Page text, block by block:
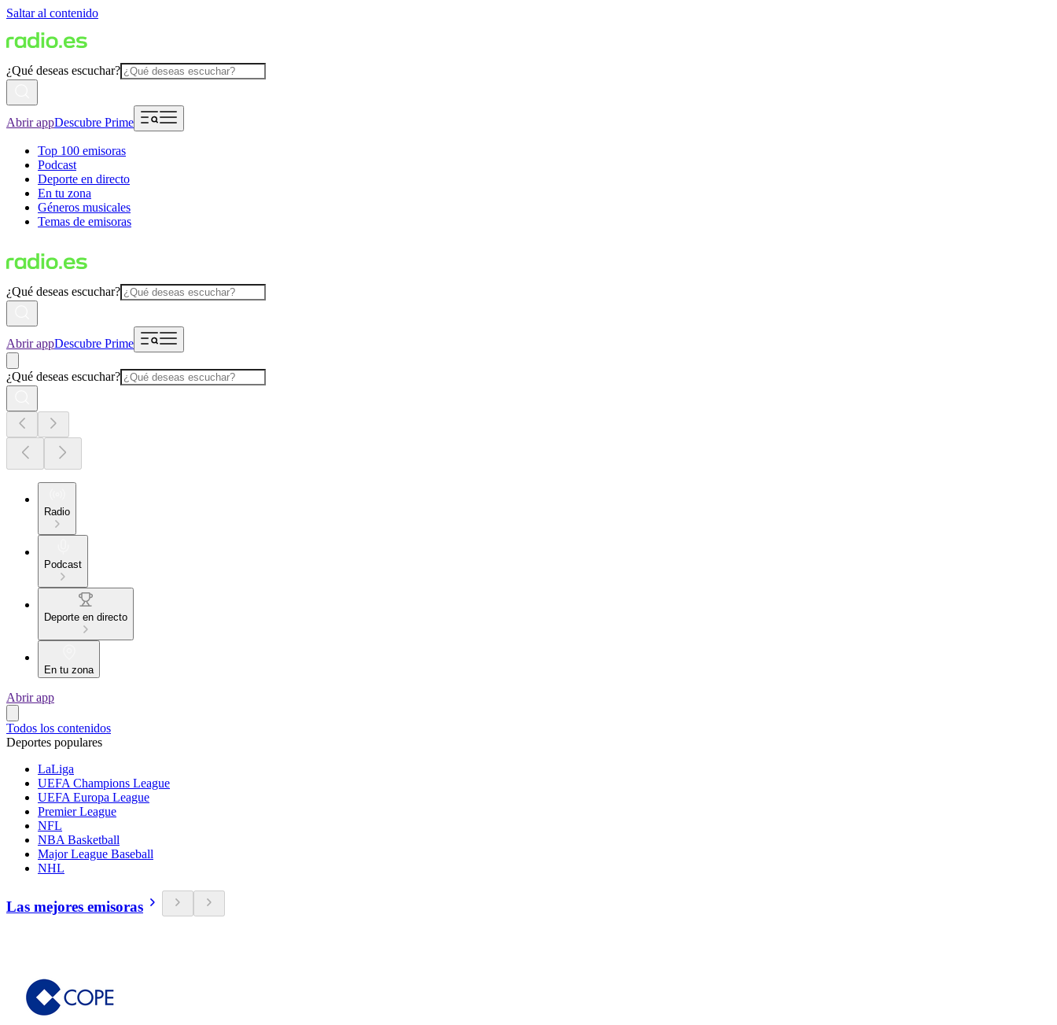
Saltar al contenido
¿Qué deseas escuchar?
Abrir appDescubre Prime
Top 100 emisoras
Podcast
Deporte en directo
En tu zona
Géneros musicales
Temas de emisoras
¿Qué deseas escuchar?
Abrir appDescubre Prime
¿Qué deseas escuchar?
Radio
Podcast
Deporte en directo
En tu zona
Abrir app
Todos los contenidos
Deportes populares
LaLiga
UEFA Champions League
UEFA Europa League
Premier League
NFL
NBA Basketball
Major League Baseball
NHL
Las mejores emisoras